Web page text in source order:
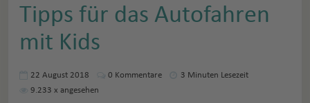
Tipps für das Autofahren
mit Kids
22 August 2018 0 Kommentare
3 Minuten Lesezeit
9.233 x angesehen